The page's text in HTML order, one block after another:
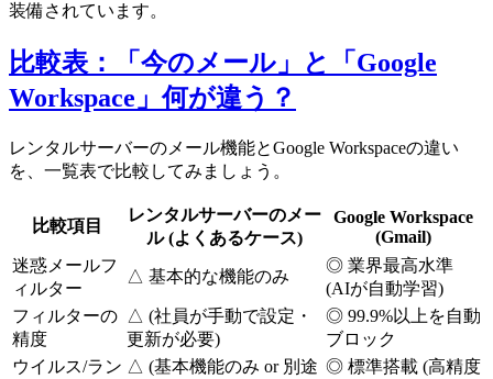
装備されています。
比較表：「今のメール」と「Google
Workspace」何が違う？
レンタルサーバーのメール機能とGoogle Workspaceの違い
を、一覧表で比較してみましょう。
比較項目
レンタルサーバーのメー
ル (よくあるケース)
Google Workspace
(Gmail)
迷惑メールフ
ィルター
△ 基本的な機能のみ
◎ 業界最高水準
(AIが自動学習)
フィルターの
精度
△ (社員が手動で設定・
更新が必要)
◎ 99.9%以上を自動
ブロック
ウイルス/ラン △ (基本機能のみ or 別途 ◎ 標準搭載 (高精度